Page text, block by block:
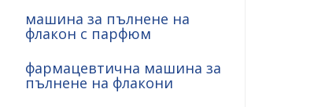
машина за пълнене на
флакон с парфюм
фармацевтична машина за
пълнене на флакони